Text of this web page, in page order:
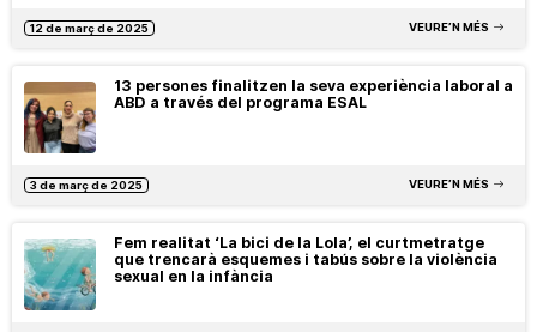
12 de març de 2025 VEURE’N MÉS
13 persones finalitzen la seva experiència laboral a
ABD a través del programa ESAL
3 de març de 2025 VEURE’N MÉS
Fem realitat ‘La bici de la Lola’, el curtmetratge
que trencarà esquemes i tabús sobre la violència
sexual en la infància